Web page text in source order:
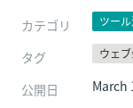
カテゴリ ツー
タグ ウェ
公開日
March